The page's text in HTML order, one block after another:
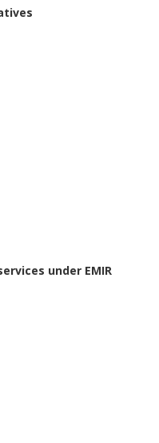
under EMIR